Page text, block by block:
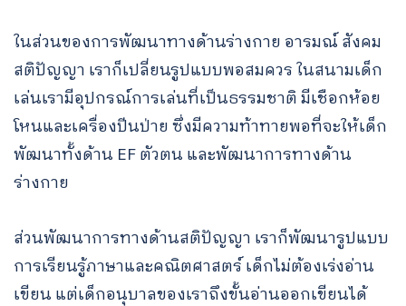
ในส่วนของการพัฒนาทางด้านร่างกาย อารมณ์ สังคม
สติปัญญา เราก็เปลี่ยนรูปแบบพอสมควร ในสนามเด็ก
เล่นเรามีอุปกรณ์การเล่นที่เป็นธรรมชาติ มีเชือกห้อย
โหนและเครื่องปีนป่าย ซึ่งมีความท้าทายพอที่จะให้เด็ก
พัฒนาทั้งด้าน EF ตัวตน และพัฒนาการทางด้าน
ร่างกาย
ส่วนพัฒนาการทางด้านสติปัญญา เราก็พัฒนารูปแบบ
การเรียนรู้ภาษาและคณิตศาสตร์ เด็กไม่ต้องเร่งอ่าน
เขียน แต่เด็กอนุบาลของเราถึงขั้นอ่านออกเขียนได้